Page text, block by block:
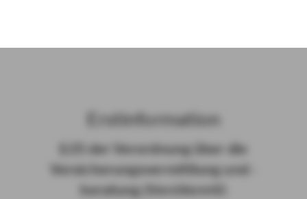
Erst­in­for­ma­ti­on
§ 15 der Ver­ord­nung über die
Ver­si­che­rungs­ver­mitt­lung und -​
beratung (Vers­VermV)